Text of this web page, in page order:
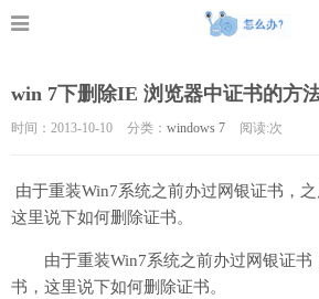
win 7下删除IE 浏览器中证书的方
时间：2013-10-10 分类： windows 7 阅读:次
由于重装Win7系统之前办过网银证书，
这里说下如何删除证书。
由于重装Win7系统之前办过网银证书
书，这里说下如何删除证书。